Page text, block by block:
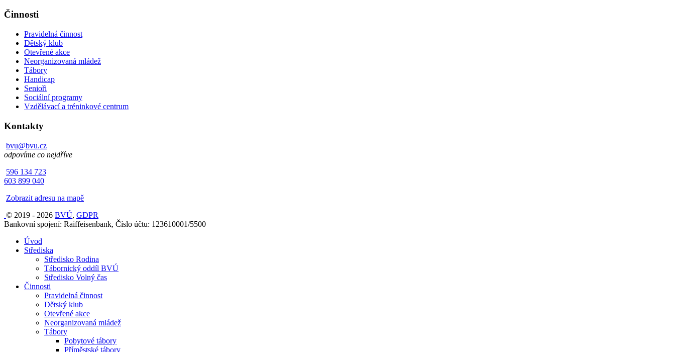
Činnosti
Pravidelná činnost
Dětský klub
Otevřené akce
Neorganizovaná mládež
Tábory
Handicap
Senioři
Sociální programy
Vzdělávací a tréninkové centrum
Kontakty
bvu@bvu.cz
odpovíme co nejdříve
596 134 723
603 899 040
Zobrazit adresu na mapě
© 2019 - 2026 BVÚ, GDPR
Bankovní spojení: Raiffeisenbank, Číslo účtu: 123610001/5500
Úvod
Střediska
Středisko Rodina
Tábornický oddíl BVÚ
Středisko Volný čas
Činnosti
Pravidelná činnost
Dětský klub
Otevřené akce
Neorganizovaná mládež
Tábory
Pobytové tábory
Příměstské tábory